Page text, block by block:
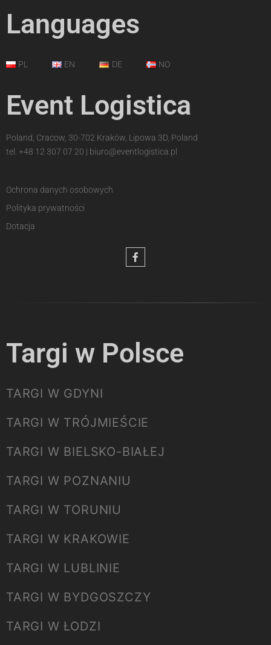
Languages
PL EN DE NO
Event Logistica
Poland, Cracow, 30-702 Kraków, Lipowa 3D, Poland
tel. +48 12 307 07 20 | biuro@eventlogistica.pl
Ochrona danych osobowych
Polityka prywatności
Dotacja
Targi w Polsce
TARGI W GDYNI
TARGI W TRÓJMIEŚCIE
TARGI W BIELSKO-BIAŁEJ
TARGI W POZNANIU
TARGI W TORUNIU
TARGI W KRAKOWIE
TARGI W LUBLINIE
TARGI W BYDGOSZCZY
TARGI W ŁODZI